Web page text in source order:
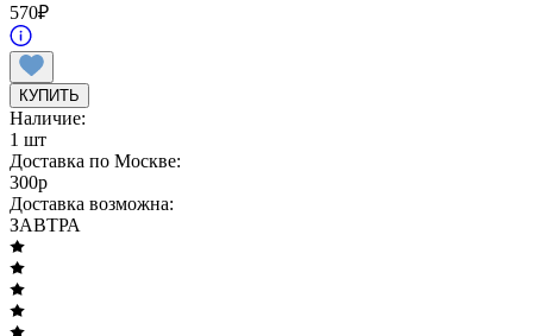
570₽
КУПИТЬ
Наличие:
1 шт
Доставка по Москве:
300p
Доставка возможна:
ЗАВТРА